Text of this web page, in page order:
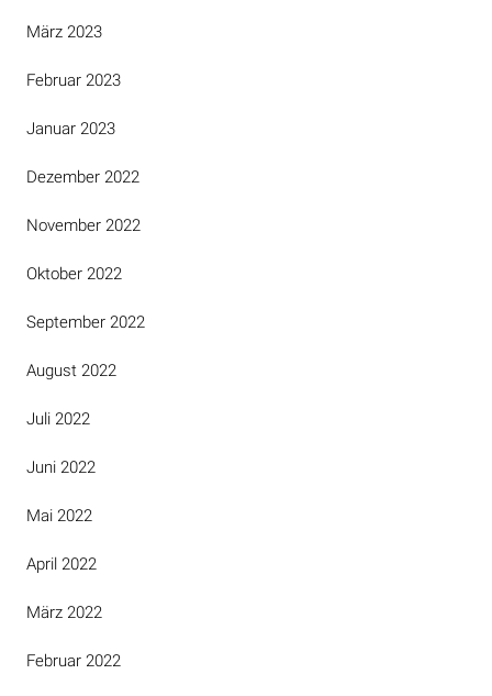
März 2023
Februar 2023
Januar 2023
Dezember 2022
November 2022
Oktober 2022
September 2022
August 2022
Juli 2022
Juni 2022
Mai 2022
April 2022
März 2022
Februar 2022